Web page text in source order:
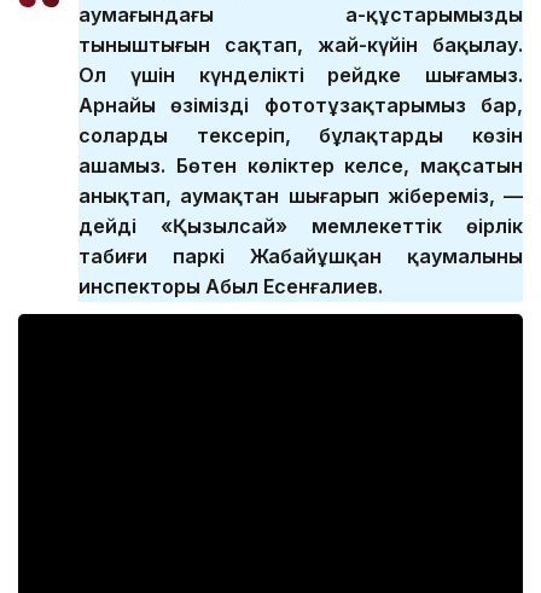
аумағындағы аң-құстарымыздың
тыныштығын сақтап, жай-күйін бақылау.
Ол үшін күнделікті рейдке шығамыз.
Арнайы өзіміздің фототұзақтарымыз бар,
соларды тексеріп, бұлақтардың көзін
ашамыз. Бөтен көліктер келсе, мақсатын
анықтап, аумақтан шығарып жібереміз, —
дейді «Қызылсай» мемлекеттік өңірлік
табиғи паркі Жабайұшқан қаумалының
инспекторы Абыл Есенғалиев.